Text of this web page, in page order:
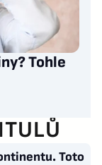
Tohle
Toto